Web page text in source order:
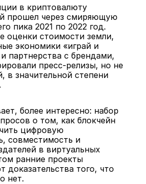
в криптовалюту
прошел через смиряющую
пика 2021 по 2022 год.
оценки стоимости земли,
экономики «играй и
партнерства с брендами,
пресс-релизы, но не
в значительной степени
более интересно: набор
о том, как блокчейн
цифровую
совместимость и
в виртуальных
ранние проекты
доказательства того, что
нет.